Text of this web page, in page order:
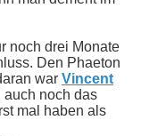
noch drei Monate
Den Phaeton
war Vincent
auch noch das
mal haben als